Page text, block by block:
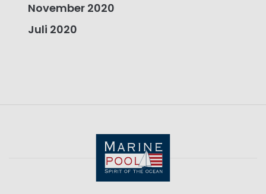
November 2020
Juli 2020